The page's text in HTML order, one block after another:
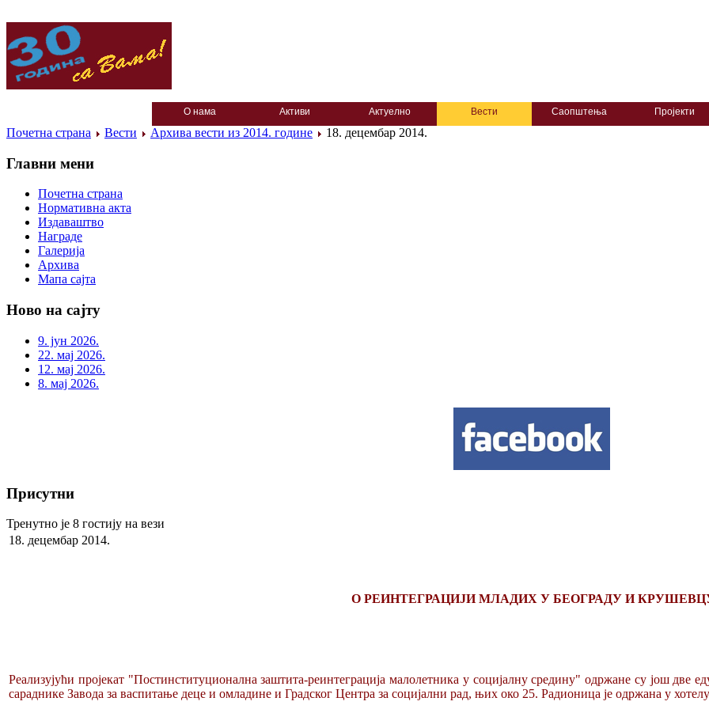
О нама Активи Актуелно Вести Саопштења Пројекти
Почетна страна Вести Архива вести из 2014. године 18. децембар 2014.
Главни мени
Почетна страна
Нормативна акта
Издаваштво
Награде
Галерија
Архива
Мапа сајта
Ново на сајту
9. јун 2026.
22. мај 2026.
12. мај 2026.
8. мај 2026.
Присутни
Тренутно је 8 гостију на вези
18. децембар 2014.
О РЕИНТЕГРАЦИЈИ МЛАДИХ У БЕОГРАДУ И
Реализујући пројекат "Постинституционална заштита-реинтеграција малолетника у социјалну средину" одржане су још две
сараднике Завода за васпитање деце и омладине и Градског Центра за социјални рад, њих око 25. Радионица је одржана у